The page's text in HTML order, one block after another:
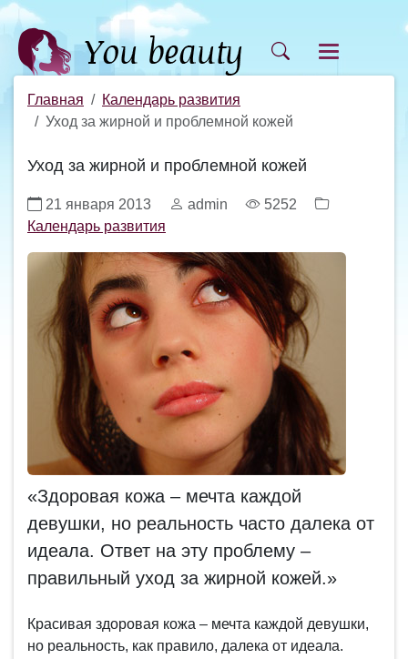
Главная
Календарь развития
Уход за жирной и проблемной кожей
Уход за жирной и проблемной кожей
21 января 2013 admin
5252
Календарь развития
«Здоровая кожа – мечта каждой
девушки, но реальность часто далека от
идеала. Ответ на эту проблему –
правильный уход за жирной кожей.»
Красивая здоровая кожа – мечта каждой девушки,
но реальность, как правило, далека от идеала.